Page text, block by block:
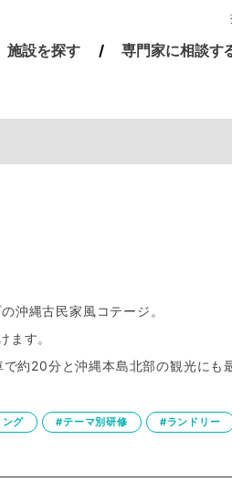
施設を探す 専門家に相談す
沖縄古民家風コテージ。
ます。
約20分と沖縄本島北部の観光にも
グ #テーマ別研修
#ランドリー